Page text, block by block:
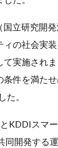
立研究開
ィの社会実
て実施され
条件を満た
た。
KDDIスマ
同開発する